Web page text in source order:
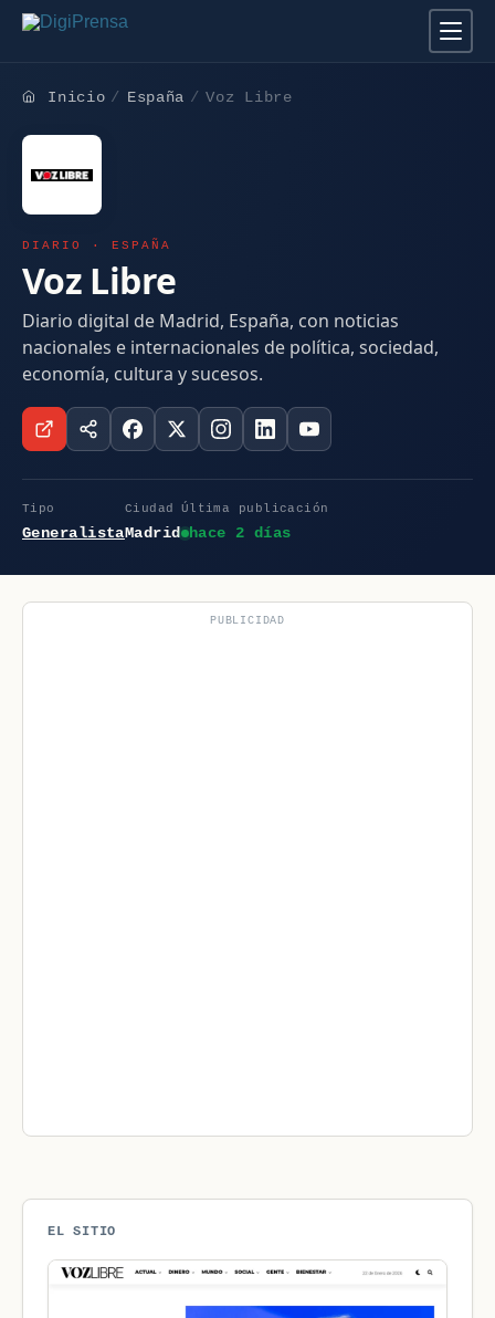
Inicio España Voz Libre
DIARIO · ESPAÑA
Voz Libre
Diario digital de Madrid, España, con noticias
nacionales e internacionales de política, sociedad,
economía, cultura y sucesos.
Tipo
Generalista
Ciudad
Madrid
Última publicación
hace 2 días
PUBLICIDAD
EL SITIO